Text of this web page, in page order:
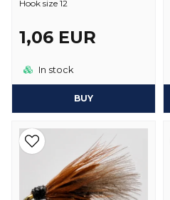
Hook size 12
1,06 EUR
In stock
BUY